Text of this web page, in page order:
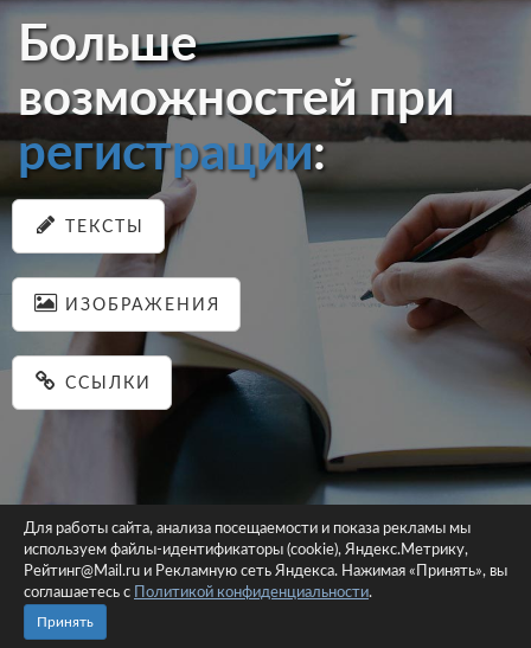
Больше
возможностей при
регистрации:
ТЕКСТЫ
ИЗОБРАЖЕНИЯ
ССЫЛКИ
© 2026 pastein.ru |Пользовательское соглашение|Политика
конфиденциальности
Для работы сайта, анализа посещаемости и показа рекламы мы
используем файлы-идентификаторы (cookie), Яндекс.Метрику,
Рейтинг@Mail.ru и Рекламную сеть Яндекса. Нажимая «Принять», вы
соглашаетесь с
Политикой конфиденциальности.
Принять